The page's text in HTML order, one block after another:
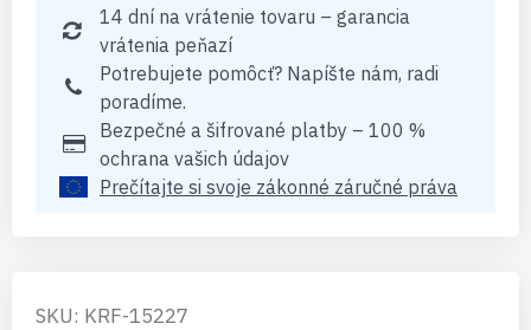
14 dní na vrátenie tovaru – garancia
vrátenia peňazí
Potrebujete pomôcť? Napíšte nám, radi
poradíme.
Bezpečné a šifrované platby – 100 %
ochrana vašich údajov
Prečítajte si svoje zákonné záručné práva
SKU: KRF-15227